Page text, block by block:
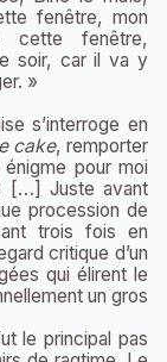
fenêtre, mon
cette fenêtre,
soir, car il va y
»
s’interroge en
cake, remporter
pour moi
[…] Juste avant
procession de
trois fois en
critique d’un
qui élirent le
un gros
le principal pas